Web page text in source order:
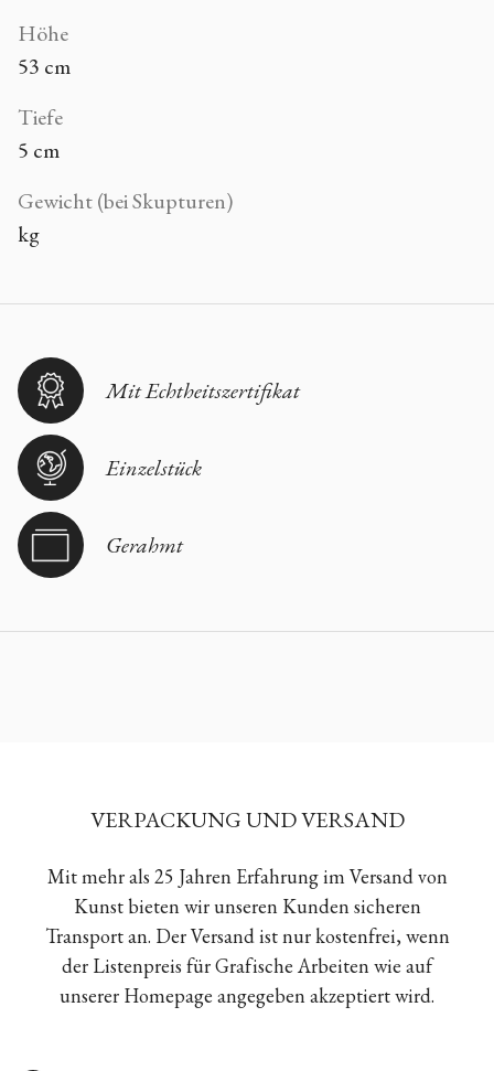
Höhe
53 cm
Tiefe
5 cm
Gewicht (bei Skupturen)
kg
Mit Echtheitszertifikat
Einzelstück
Gerahmt
VERPACKUNG UND VERSAND
Mit mehr als 25 Jahren Erfahrung im Versand von
Kunst bieten wir unseren Kunden sicheren
Transport an. Der Versand ist nur kostenfrei, wenn
der Listenpreis für Grafische Arbeiten wie auf
unserer Homepage angegeben akzeptiert wird.